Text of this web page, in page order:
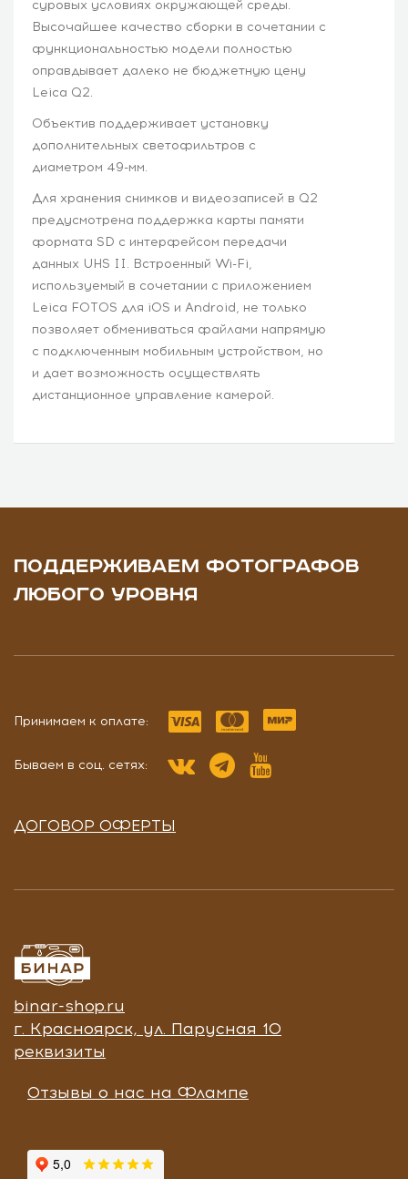
суровых условиях окружающей среды.
Высочайшее качество сборки в сочетании с
функциональностью модели полностью
оправдывает далеко не бюджетную цену
Leica Q2.
Объектив поддерживает установку
дополнительных светофильтров с
диаметром 49-мм.
Для хранения снимков и видеозаписей в Q2
предусмотрена поддержка карты памяти
формата SD с интерфейсом передачи
данных UHS II. Встроенный Wi-Fi,
используемый в сочетании с приложением
Leica FOTOS для iOS и Android, не только
позволяет обмениваться файлами напрямую
с подключенным мобильным устройством, но
и дает возможность осуществлять
дистанционное управление камерой.
ПОДДЕРЖИВАЕМ ФОТОГРАФОВ
ЛЮБОГО УРОВНЯ
Принимаем к оплате:
Бываем в соц. сетях:
ДОГОВОР ОФЕРТЫ
binar-shop.ru
г. Красноярск, ул. Парусная 10
реквизиты
Отзывы о нас на Флампе